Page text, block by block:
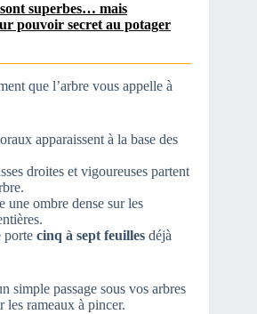
superbes… mais
pouvoir secret au potager
que l’arbre vous appelle à
apparaissent à la base des
droites et vigoureuses partent
une ombre dense sur les
porte cinq à sept feuilles déjà
simple passage sous vos arbres
les rameaux à pincer.